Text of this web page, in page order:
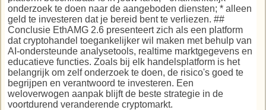
onderzoek te doen naar de aangeboden diensten; * alleen
geld te investeren dat je bereid bent te verliezen. ##
Conclusie EthAMG 2.6 presenteert zich als een platform
dat cryptohandel toegankelijker wil maken met behulp van
AI-ondersteunde analysetools, realtime marktgegevens en
educatieve functies. Zoals bij elk handelsplatform is het
belangrijk om zelf onderzoek te doen, de risico's goed te
begrijpen en verantwoord te investeren. Een
weloverwogen aanpak blijft de beste strategie in de
voortdurend veranderende cryptomarkt.